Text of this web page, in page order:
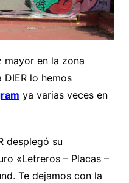
mayor en la zona
lo hemos
ya varias veces en
desplegó su
«Letreros – Placas –
Te dejamos con la